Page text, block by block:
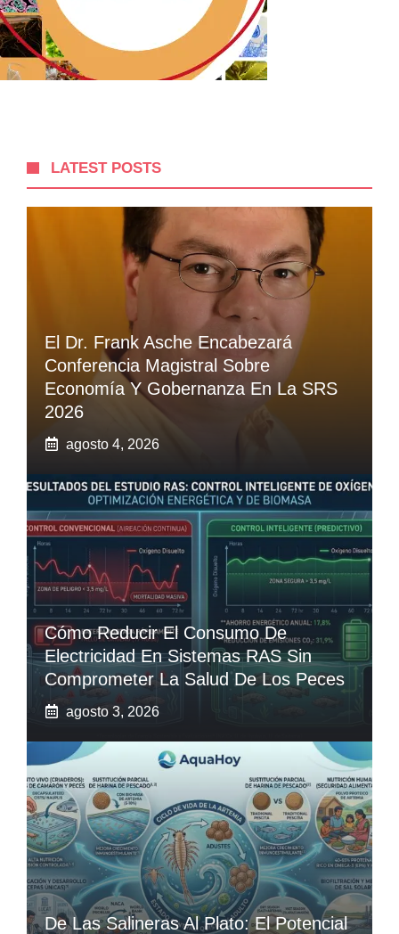
LATEST POSTS
El Dr. Frank Asche Encabezará
Conferencia Magistral Sobre
Economía Y Gobernanza En La SRS
2026
agosto 4, 2026
Cómo Reducir El Consumo De
Electricidad En Sistemas RAS Sin
Comprometer La Salud De Los Peces
agosto 3, 2026
De Las Salineras Al Plato: El Potencial